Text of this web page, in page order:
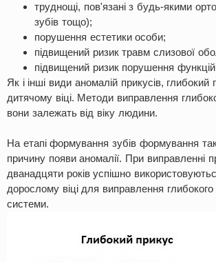
труднощі, пов'язані з будь-якими
зубів тощо);
порушення естетики особи;
підвищений ризик травм слизової
підвищений ризик порушення
Як і інші види аномалій прикусів,
дитячому віці. Методи виправлення
вони залежать від віку людини.
На етапі формування зубів формування
причину появи аномалії. При виправленні
дванадцяти років успішно
дорослому віці для виправлення
системи.